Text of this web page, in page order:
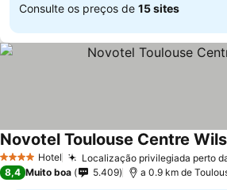
Consulte os preços de 15 sites
4 EstrelasHotel Localização privilegiada perto
Novotel Toulouse Centre
8,4 Muito boa 5.409 a 0.9 km de